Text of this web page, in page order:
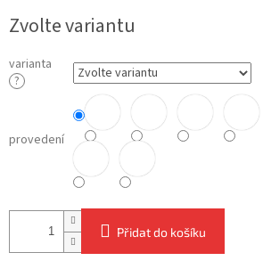
cena:
Zvolte variantu
varianta
?
provedení
Přidat do košíku